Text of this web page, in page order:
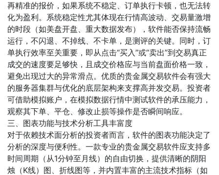
再精准的报价，如果系统不稳定、订单执行卡顿，也无法转
化为盈利。系统稳定性尤其体现在行情高波动、交易量激增
的时段（如美盘开盘、重大数据发布），软件能否保持流畅
运行，不闪退、不掉线、不卡单，是测评的关键。同时，订
单执行效率至关重要，即从点击“买入”或“卖出”到交易真正
成交的速度要足够快，且成交价格应与当前盘面价格一致，
避免出现过大的异常滑点。优质的贵金属交易软件会有强大
的服务器集群与优化的底层架构来支撑高并发交易。投资者
可借助模拟账户，在模拟数据行情中测试软件的承压能力，
观察其下单、平仓、修改止损等操作是否瞬间响应。
三、图表功能与技术分析工具丰富度
对于依赖技术面分析的投资者而言，软件的图表功能决定了
分析的深度与便利性。一款专业的贵金属交易软件应支持多
时间周期（从1分钟至月线）的自由切换，提供清晰的阴阳
烛（K线）图、折线图等，并内置丰富的主流技术指标（如